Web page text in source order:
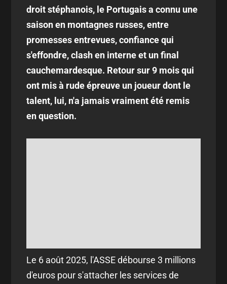
droit stéphanois, le Portugais a connu une
saison en montagnes russes, entre
promesses entrevues, confiance qui
s'effondre, clash en interne et un final
cauchemardesque. Retour sur 9 mois qui
ont mis à rude épreuve un joueur dont le
talent, lui, n'a jamais vraiment été remis
en question.
Le 6 août 2025, l'ASSE débourse 3 millions
d'euros pour s'attacher les services de